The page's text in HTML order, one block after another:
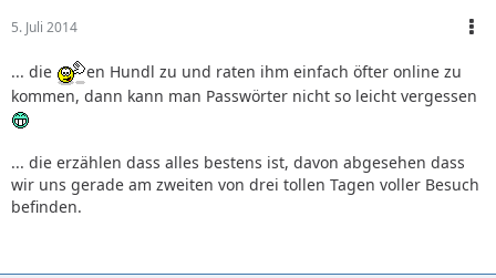
5. Juli 2014
... die
en Hundl zu und raten ihm einfach öfter online zu
kommen, dann kann man Passwörter nicht so leicht vergessen
... die erzählen dass alles bestens ist, davon abgesehen dass
wir uns gerade am zweiten von drei tollen Tagen voller Besuch
befinden.